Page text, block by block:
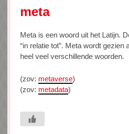
meta
Meta is een woord uit het Latijn.
“in relatie tot”. Meta wordt
heel veel verschillende woorden.
(zov: metaverse)
(zov: metadata)